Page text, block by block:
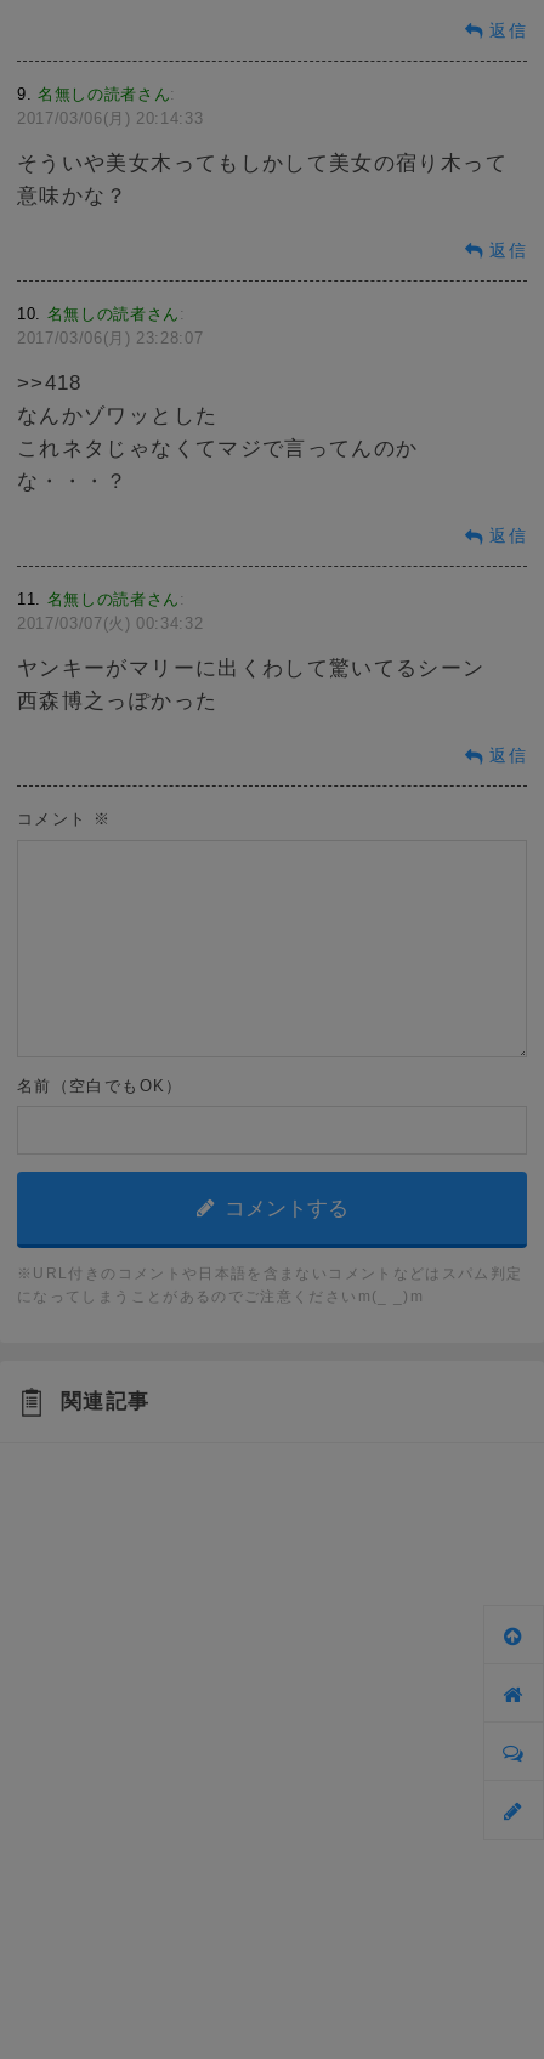
返信
9 名無しの読者さん:
2017/03/06(月) 20:14:33
そういや美女木ってもしかして美女の宿り木って
意味かな？
返信
10 名無しの読者さん :
2017/03/06(月) 23:28:07
>>418
なんかゾワッとした
これネタじゃなくてマジで言ってんのか
な・・・？
返信
11 名無しの読者さん :
2017/03/07(火) 00:34:32
ヤンキーがマリーに出くわして驚いてるシーン
西森博之っぽかった
返信
コメント ※
名前（空白でもOK）
※URL付きのコメントや日本語を含まないコメントなどはスパム判定
になってしまうことがあるのでご注意くださいm(_ _)m
関連記事